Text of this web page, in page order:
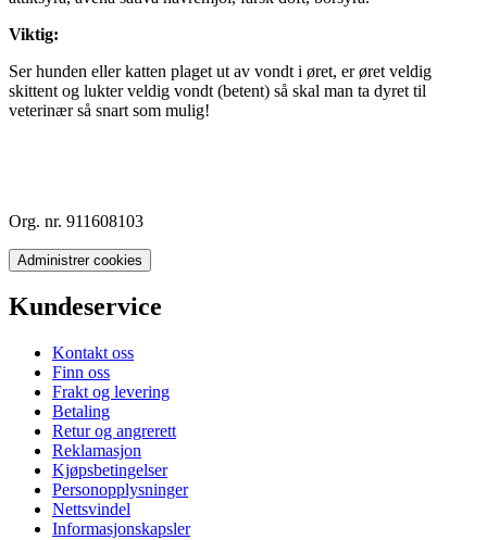
Viktig:
Ser hunden eller katten plaget ut av vondt i øret, er øret veldig
skittent og lukter veldig vondt (betent) så skal man ta dyret til
veterinær så snart som mulig!
Org. nr. 911608103
Administrer cookies
Kundeservice
Kontakt oss
Finn oss
Frakt og levering
Betaling
Retur og angrerett
Reklamasjon
Kjøpsbetingelser
Personopplysninger
Nettsvindel
Informasjonskapsler